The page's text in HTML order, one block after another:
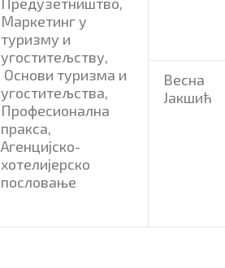
Маркетинг у
туризму и
угоститељству,
Основи туризма и
угоститељства,
Професионална
пракса,
Агенцијско-
хотелијерско
пословање
Весна
Јакшић